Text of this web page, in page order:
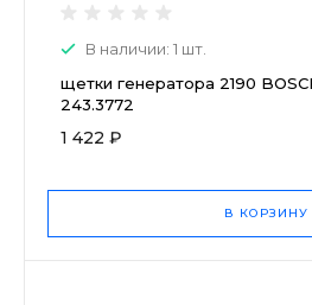
В наличии: 1 шт.
щетки генератора 2190
243.3772
1 422 ₽
В КОРЗИНУ